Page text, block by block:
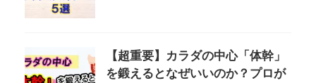
【超重要】カラダの中心「体幹」
を鍛えるとなぜいいのか？プロが